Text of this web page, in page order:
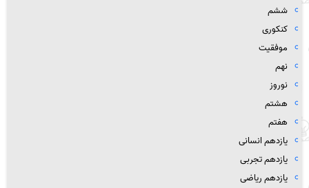
ششم
کنکوری
موفقیت
نهم
نوروز
هشتم
هفتم
یازدهم انسانی
یازدهم تجربی
یازدهم ریاضی